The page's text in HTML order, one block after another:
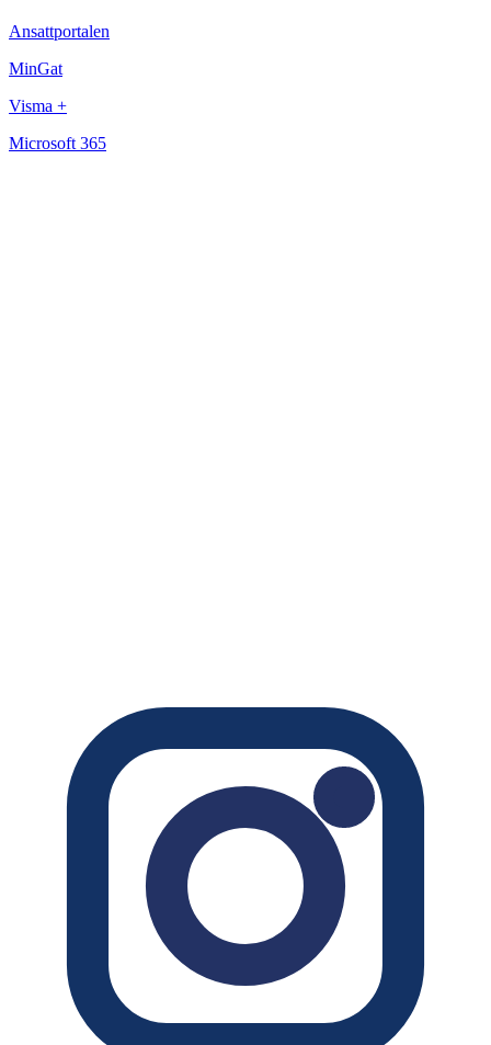
Ansattportalen
MinGat
Visma +
Microsoft 365